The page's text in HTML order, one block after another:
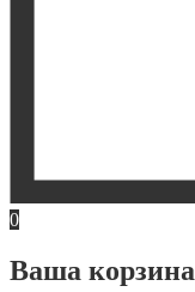
0
Ваша корзина